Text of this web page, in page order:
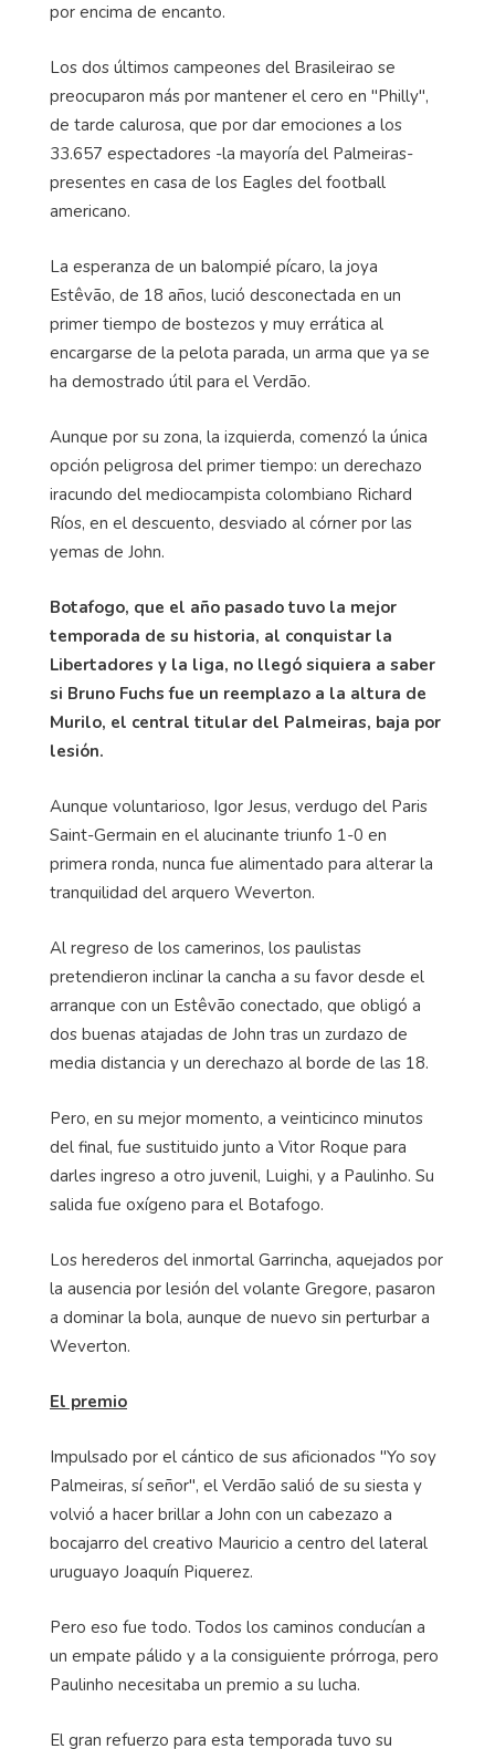
por encima de encanto.
Los dos últimos campeones del Brasileirao se
preocuparon más por mantener el cero en "Philly",
de tarde calurosa, que por dar emociones a los
33.657 espectadores -la mayoría del Palmeiras-
presentes en casa de los Eagles del football
americano.
La esperanza de un balompié pícaro, la joya
Estêvão, de 18 años, lució desconectada en un
primer tiempo de bostezos y muy errática al
encargarse de la pelota parada, un arma que ya se
ha demostrado útil para el Verdão.
Aunque por su zona, la izquierda, comenzó la única
opción peligrosa del primer tiempo: un derechazo
iracundo del mediocampista colombiano Richard
Ríos, en el descuento, desviado al córner por las
yemas de John.
Botafogo, que el año pasado tuvo la mejor
temporada de su historia, al conquistar la
Libertadores y la liga, no llegó siquiera a saber
si Bruno Fuchs fue un reemplazo a la altura de
Murilo, el central titular del Palmeiras, baja por
lesión.
Aunque voluntarioso, Igor Jesus, verdugo del Paris
Saint-Germain en el alucinante triunfo 1-0 en
primera ronda, nunca fue alimentado para alterar la
tranquilidad del arquero Weverton.
Al regreso de los camerinos, los paulistas
pretendieron inclinar la cancha a su favor desde el
arranque con un Estêvão conectado, que obligó a
dos buenas atajadas de John tras un zurdazo de
media distancia y un derechazo al borde de las 18.
Pero, en su mejor momento, a veinticinco minutos
del final, fue sustituido junto a Vitor Roque para
darles ingreso a otro juvenil, Luighi, y a Paulinho. Su
salida fue oxígeno para el Botafogo.
Los herederos del inmortal Garrincha, aquejados por
la ausencia por lesión del volante Gregore, pasaron
a dominar la bola, aunque de nuevo sin perturbar a
Weverton.
El premio
Impulsado por el cántico de sus aficionados "Yo soy
Palmeiras, sí señor", el Verdão salió de su siesta y
volvió a hacer brillar a John con un cabezazo a
bocajarro del creativo Mauricio a centro del lateral
uruguayo Joaquín Piquerez.
Pero eso fue todo. Todos los caminos conducían a
un empate pálido y a la consiguiente prórroga, pero
Paulinho necesitaba un premio a su lucha.
El gran refuerzo para esta temporada tuvo su